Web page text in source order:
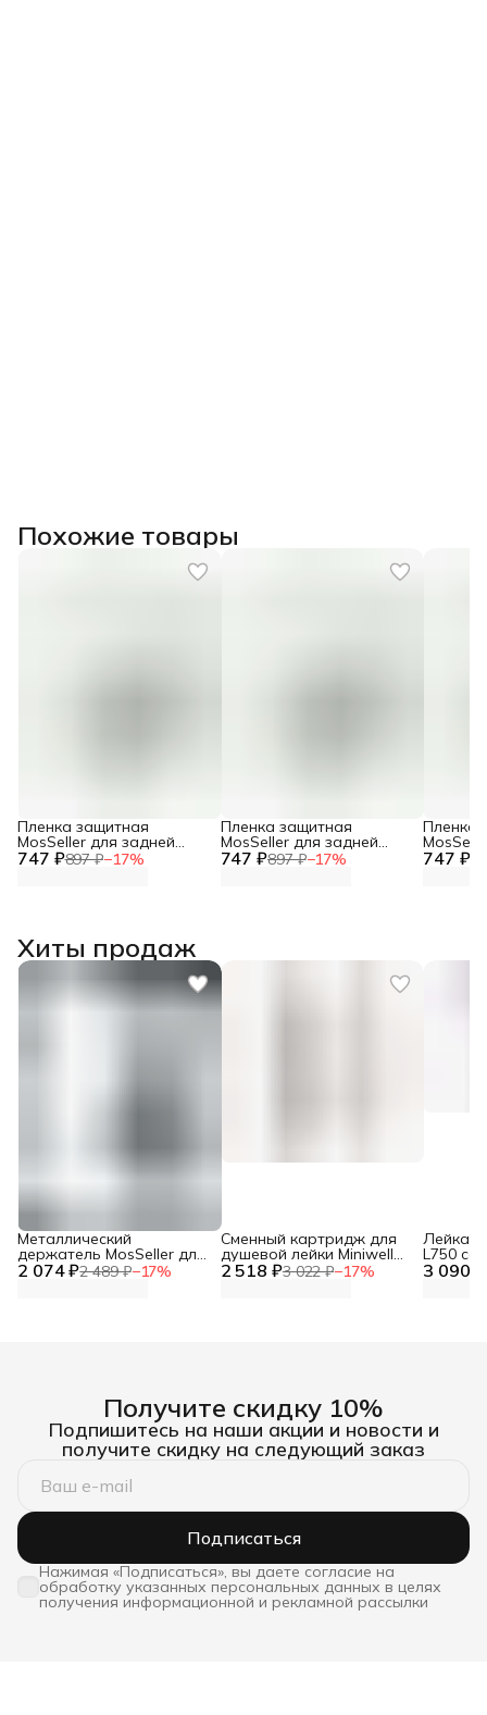
Похожие товары
747 ₽897 ₽−17%
Пленка защитная
MosSeller для задней
панели для Realme Neo 7 747 ₽897 ₽−17%
Пленка защитная
MosSeller для задней
панели для Realme GT 7T 747 ₽
Пленка
панели
Хиты продаж
2 074 ₽2 489 ₽−17%
Металлический
держатель MosSeller для
смартфона с 2 518 ₽3 022 ₽−17%
Сменный картридж для
душевой лейки Miniwell
L750, угольный 3 090 ₽
Лейка
L750 со
Получите скидку 10%
Подпишитесь на наши акции и новости и
получите скидку на следующий заказ
Подписаться
Нажимая «Подписаться», вы даете согласие на
обработку указанных персональных данных в целях
получения информационной и рекламной рассылки